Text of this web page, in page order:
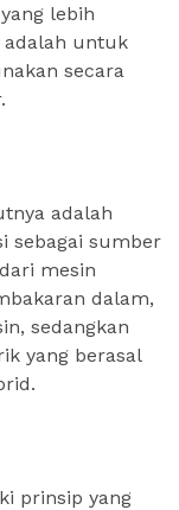
lebih
adalah untuk
secara
adalah
sebagai sumber
mesin
dalam,
sedangkan
yang berasal
prinsip yang